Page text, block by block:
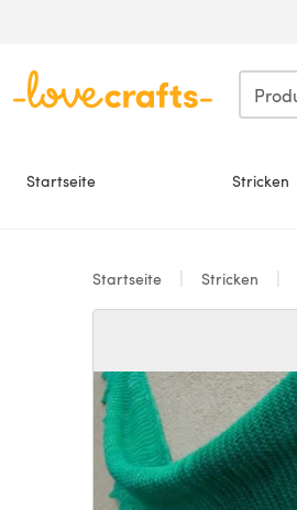
Startseite Stricken
Startseite Stricken